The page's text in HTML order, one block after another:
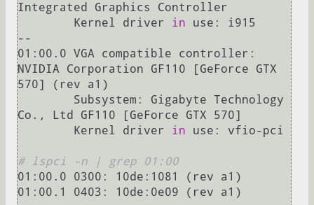
Integrated Graphics Controller
        Kernel driver
in use: i915
--
01:00.0 VGA compatible controller:
NVIDIA Corporation GF110 [GeForce GTX
570] (rev a1)
Co., Ltd GF110 [GeForce GTX 570]
        Kernel driver
in use: vfio-pci
# lspci -n | grep 01:00
01:00.0 0300: 10de:1081 (rev a1)
01:00.1 0403: 10de:0e09 (rev a1)